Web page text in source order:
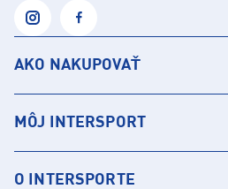
AKO NAKUPOVAŤ
MÔJ INTERSPORT
O INTERSPORTE